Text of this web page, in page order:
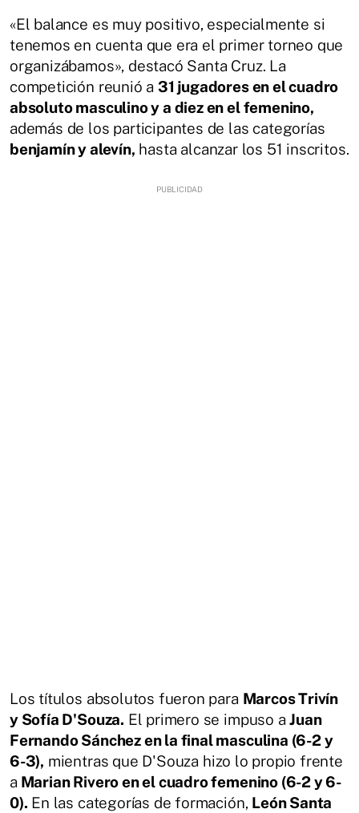
«El balance es muy positivo, especialmente si
tenemos en cuenta que era el primer torneo que
organizábamos», destacó Santa Cruz. La
competición reunió a 31 jugadores en el cuadro
absoluto masculino y a diez en el femenino,
además de los participantes de las categorías
benjamín y alevín, hasta alcanzar los 51 inscritos.
Los títulos absolutos fueron para Marcos Trivín
y Sofía D'Souza. El primero se impuso aJuan
Fernando Sánchez en la final masculina (6-2 y
6-3), mientras que D'Souza hizo lo propio frente
a Marian Rivero en el cuadro femenino (6-2 y 6-
0). En las categorías de formación, León Santa